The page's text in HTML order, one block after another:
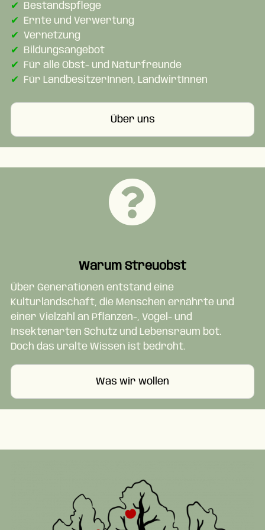
Bestandspflege
Ernte und Verwertung
Vernetzung
Bildungsangebot
Für alle Obst- und Naturfreunde
Für LandbesitzerInnen, LandwirtInnen
Über uns
Warum Streuobst
Über Generationen entstand eine
Kulturlandschaft, die Menschen ernährte und
einer Vielzahl an Pflanzen-, Vogel- und
Insektenarten Schutz und Lebensraum bot.
Doch das uralte Wissen ist bedroht.
Was wir wollen